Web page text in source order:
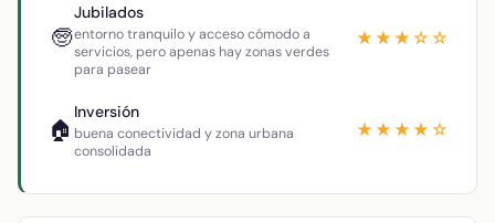
🧓
Jubilados
entorno tranquilo y acceso cómodo a
servicios, pero apenas hay zonas verdes
para pasear
★★★☆☆
🏠
Inversión
buena conectividad y zona urbana
consolidada
★★★★☆